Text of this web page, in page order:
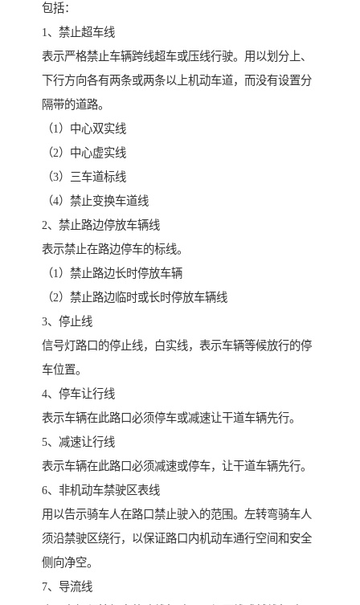
包括：
1、禁止超车线
表示严格禁止车辆跨线超车或压线行驶。用以划分上、
下行方向各有两条或两条以上机动车道，而没有设置分
隔带的道路。
（1）中心双实线
（2）中心虚实线
（3）三车道标线
（4）禁止变换车道线
2、禁止路边停放车辆线
表示禁止在路边停车的标线。
（1）禁止路边长时停放车辆
（2）禁止路边临时或长时停放车辆线
3、停止线
信号灯路口的停止线，白实线，表示车辆等候放行的停
车位置。
4、停车让行线
表示车辆在此路口必须停车或减速让干道车辆先行。
5、减速让行线
表示车辆在此路口必须减速或停车，让干道车辆先行。
6、非机动车禁驶区表线
用以告示骑车人在路口禁止驶入的范围。左转弯骑车人
须沿禁驶区绕行，以保证路口内机动车通行空间和安全
侧向净空。
7、导流线